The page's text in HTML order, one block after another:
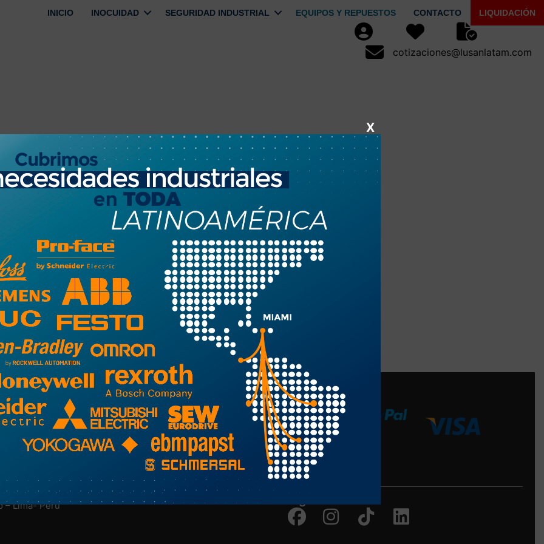
INICIO INOCUIDAD SEGURIDAD INDUSTRIAL EQUIPOS Y REPUESTOS CONTACTO LIQUIDACIÓN
Usuario Favoritos
Seguimiento de
cotizaciones@lusanlatam.com
cotizaciones@lusanlatam.com
NUESTRA EMPRESA
Nosotros
Más Información Aquí
Medios de Pago
– Lima- Perú
FacebookInstagramTiktok Linkedin
X